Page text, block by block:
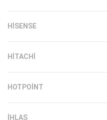
HISENSE
HITACHI
HOTPOINT
IHLAS